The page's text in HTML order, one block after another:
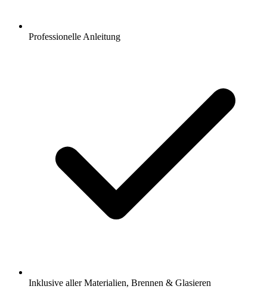
Professionelle Anleitung
Inklusive aller Materialien, Brennen & Glasieren